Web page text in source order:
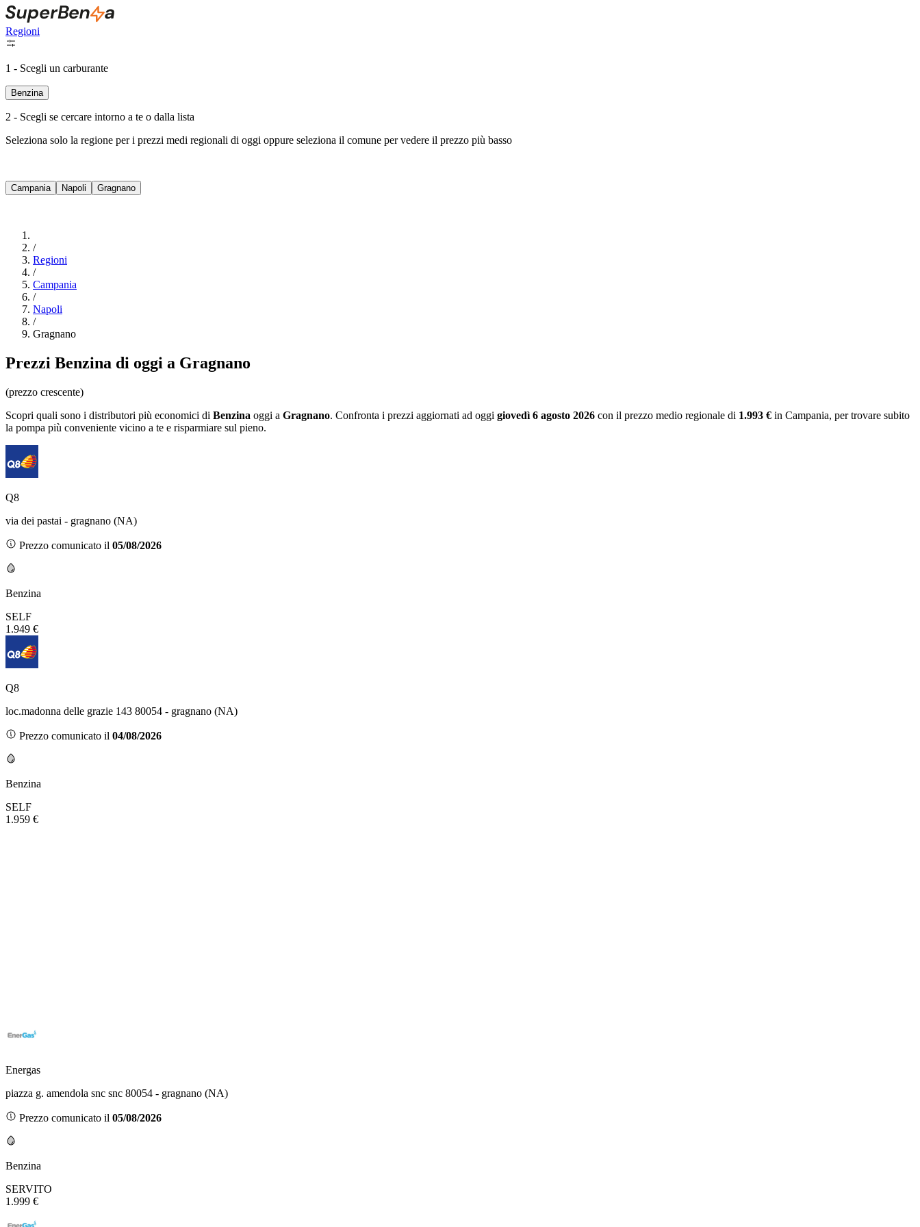
Regioni
1 - Scegli un carburante
Benzina
2 - Scegli se cercare intorno a te o dalla lista
Seleziona solo la regione per i prezzi medi regionali di oggi oppure seleziona il comune per vedere il prezzo più basso
Campania Napoli Gragnano
/
Regioni
/
Campania
/
Napoli
/
Gragnano
Prezzi Benzina di oggi a Gragnano
(prezzo crescente)
Scopri quali sono i distributori più economici di Benzina oggi a Gragnano. Confronta i prezzi aggiornati ad oggi giovedì 6 agosto 2026 con il prezzo medio regionale di 1.993 € in Campania, per trovare subito
la pompa più conveniente vicino a te e risparmiare sul pieno.
Q8
via dei pastai - gragnano (NA)
Prezzo comunicato il 05/08/2026
Benzina
SELF
1.949 €
Q8
loc.madonna delle grazie 143 80054 - gragnano (NA)
Prezzo comunicato il 04/08/2026
Benzina
SELF
1.959 €
Energas
piazza g. amendola snc snc 80054 - gragnano (NA)
Prezzo comunicato il 05/08/2026
Benzina
SERVITO
1.999 €